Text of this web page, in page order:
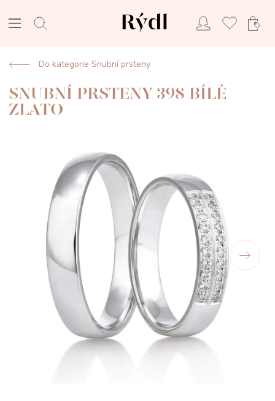
Do kategorie Snubní prsteny
SNUBNÍ PRSTENY 398 BÍLÉ
ZLATO